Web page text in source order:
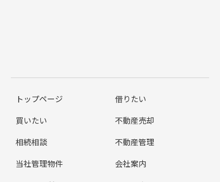
トップページ
借りたい
買いたい
不動産売却
相続相談
不動産管理
当社管理物件
会社案内